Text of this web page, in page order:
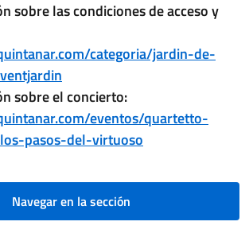
sobre las condiciones de acceso y
categoria/jardin-de-
sobre el concierto:
eventos/quartetto-
pasos-del-virtuoso
Navegar en la sección